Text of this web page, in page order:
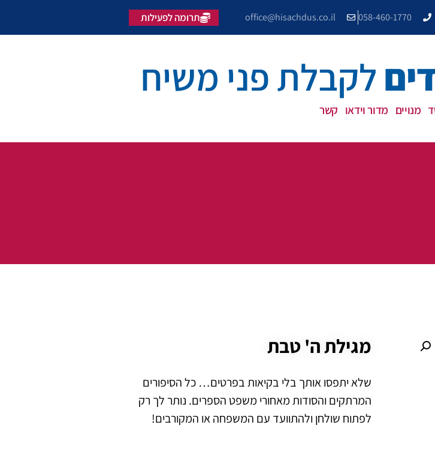
058-460-1770
office@hisachdus.co.il תרומה לפעילות
לקבלת פני משיח
מנויים מדור וידאו קשר
מגילת ה' טבת
שלא יתפסו אותך בלי בקיאות בפרטים… כל הסיפורים
המרתקים והסודות מאחורי משפט הספרים. נותר לך רק
לפתוח שולחן ולהתוועד עם המשפחה או המקורבים!